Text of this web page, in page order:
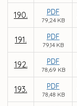
190. PDF
79,24 KB
191. PDF
79,14 KB
192. PDF
78,69 KB
193. PDF
78,48 KB